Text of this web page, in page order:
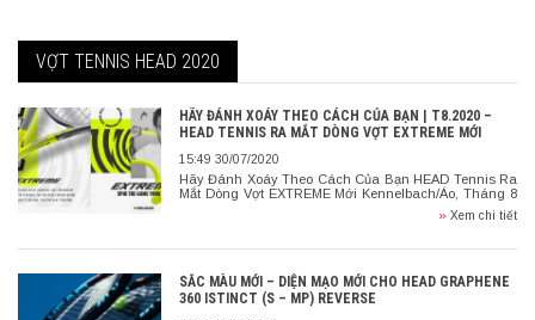
VỢT TENNIS HEAD 2020
HÃY ĐÁNH XOÁY THEO CÁCH CỦA BẠN | T8.2020 –
HEAD TENNIS RA MẮT DÒNG VỢT EXTREME MỚI
15:49 30/07/2020
Hãy Đánh Xoáy Theo Cách Của Bạn HEAD Tennis Ra
Mắt Dòng Vợt EXTREME Mới Kennelbach/Áo, Tháng 8
năm 2020: HEAD đang mở rộng dòng vợt EXTREME
» Xem chi tiết
SẮC MÀU MỚI – DIỆN MẠO MỚI CHO HEAD GRAPHENE
360 ISTINCT (S – MP) REVERSE